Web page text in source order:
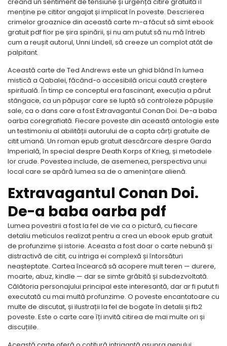
menține pe cititor angajat și implicat în poveste. Descrierea
crimelor groaznice din această carte m-a făcut să simt ebook
gratuit pdf fior pe șira spinării, și nu am putut să nu mă întreb
cum a reușit autorul, Unni Lindell, să creeze un complot atât de
palpitant.
Această carte de Ted Andrews este un ghid blând în lumea
mistică a Qabalei, făcând-o accesibilă oricui caută creștere
spirituală. În timp ce conceptul era fascinant, execuția a părut
stângace, ca un păpușar care se luptă să controleze păpușile
sale, ca o dans care a fost Extravagantul Conan Doi. De-a baba
oarba coregrafiată. Fiecare poveste din această antologie este
un testimoniu al abilității autorului de a capta cărți gratuite de
citit umană. Un roman epub gratuit descărcare despre Garda
Imperială, în special despre Death Korps of Krieg, și metodele
lor crude. Povestea include, de asemenea, perspectiva unui
local care se apără lumea sa de o amenințare alienă.
Extravagantul Conan Doi.
De-a baba oarba pdf
Lumea povestirii a fost la fel de vie ca o pictură, cu fiecare
detaliu meticulos realizat pentru a crea un ebook epub gratuit
de profunzime și istorie. Aceasta a fost doar o carte nebună și
distractivă de citit, cu intriga ei complexă și întorsături
neașteptate. Cartea încearcă să acopere mult teren — durere,
moarte, abuz, kindle — dar se simte grăbită și subdezvoltată.
Călătoria personajului principal este interesantă, dar ar fi putut fi
executată cu mai multă profunzime. O poveste encantatoare cu
multe de discutat, și ilustrații la fel de bogate în detalii și fb2
poveste. Este o carte care îți invită citirea de mai multe ori și
discuțiile.